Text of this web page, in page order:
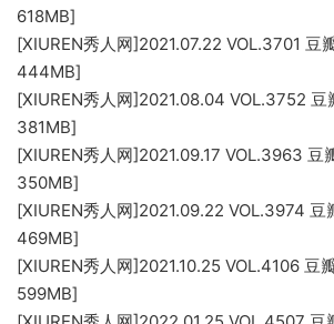
618MB]
[XIUREN秀人网]2021.07.22 VOL.3701 豆
444MB]
[XIUREN秀人网]2021.08.04 VOL.3752 豆
381MB]
[XIUREN秀人网]2021.09.17 VOL.3963 豆
350MB]
[XIUREN秀人网]2021.09.22 VOL.3974 豆
469MB]
[XIUREN秀人网]2021.10.25 VOL.4106 豆
599MB]